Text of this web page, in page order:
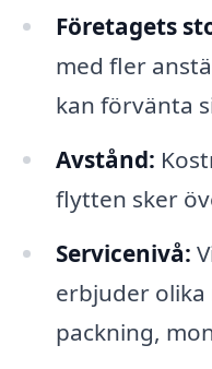
Företagets
med fler
kan förvänta
Avstånd:
flytten sker
Servicenivå:
erbjuder olika
packning,